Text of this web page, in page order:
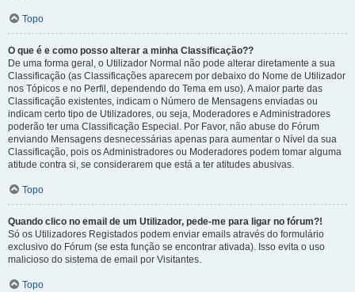
Topo
O que é e como posso alterar a minha Classificação??
De uma forma geral, o Utilizador Normal não pode alterar diretamente a sua
Classificação (as Classificações aparecem por debaixo do Nome de Utilizador
nos Tópicos e no Perfil, dependendo do Tema em uso). A maior parte das
Classificação existentes, indicam o Número de Mensagens enviadas ou
indicam certo tipo de Utilizadores, ou seja, Moderadores e Administradores
poderão ter uma Classificação Especial. Por Favor, não abuse do Fórum
enviando Mensagens desnecessárias apenas para aumentar o Nível da sua
Classificação, pois os Administradores ou Moderadores podem tomar alguma
atitude contra si, se considerarem que está a ter atitudes abusivas.
Topo
Quando clico no email de um Utilizador, pede-me para ligar no fórum?!
Só os Utilizadores Registados podem enviar emails através do formulário
exclusivo do Fórum (se esta função se encontrar ativada). Isso evita o uso
malicioso do sistema de email por Visitantes.
Topo